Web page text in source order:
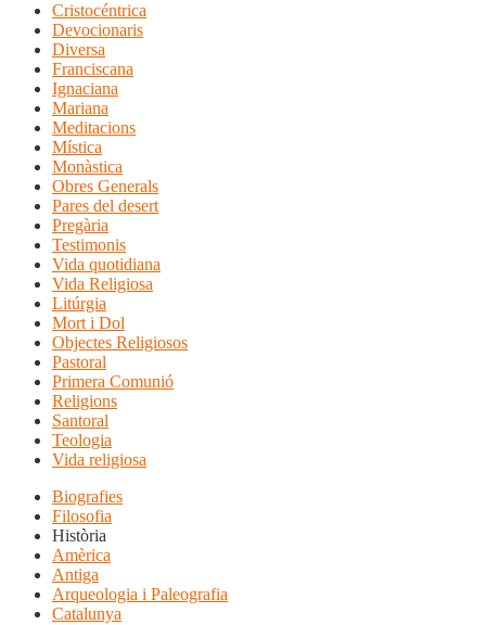
Cristocéntrica
Devocionaris
Diversa
Franciscana
Ignaciana
Mariana
Meditacions
Mística
Monàstica
Obres Generals
Pares del desert
Pregària
Testimonis
Vida quotidiana
Vida Religiosa
Litúrgia
Mort i Dol
Objectes Religiosos
Pastoral
Primera Comunió
Religions
Santoral
Teologia
Vida religiosa
Biografies
Filosofia
Història
Amèrica
Antiga
Arqueologia i Paleografia
Catalunya